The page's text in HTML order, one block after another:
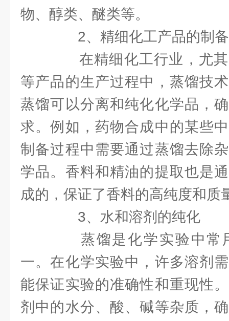
物、醇类、醚类等。
2、精细化工产品的制备
在精细化工行业，尤其
等产品的生产过程中，蒸馏技
蒸馏可以分离和纯化化学品，
求。例如，药物合成中的某些
制备过程中需要通过蒸馏去除
学品。香料和精油的提取也是
成的，保证了香料的高纯度和质
3、水和溶剂的纯化
蒸馏是化学实验中常
一。在化学实验中，许多溶剂
能保证实验的准确性和重现性
剂中的水分、酸、碱等杂质，